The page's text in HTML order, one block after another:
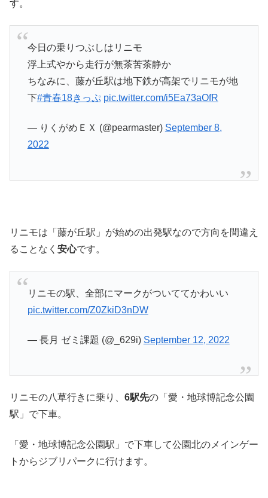
す。
今日の乗りつぶしはリニモ
浮上式やから走行が無茶苦茶静か
ちなみに、藤が丘駅は地下鉄が高架でリニモが地
下#青春18きっぷ pic.twitter.com/i5Ea73aOfR
— りくがめＥＸ (@pearmaster) September 8,
2022
リニモは「藤が丘駅」が始めの出発駅なので方向を間違え
ることなく 安心です。
リニモの駅、全部にマークがついててかわいい
pic.twitter.com/Z0ZkiD3nDW
— 長月 ゼミ課題 (@_629i) September 12, 2022
リニモの八草行きに乗り、 6駅先の「愛・地球博記念公園
駅」で下車。
「愛・地球博記念公園駅」で下車して公園北のメインゲー
トからジブリパークに行けます。